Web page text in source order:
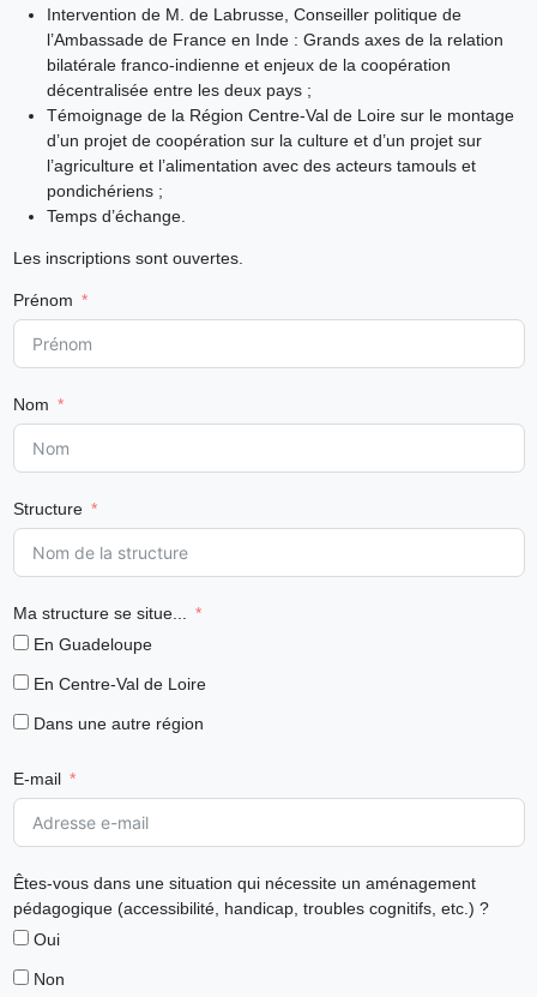
Intervention de M. de Labrusse, Conseiller politique de
l’Ambassade de France en Inde : Grands axes de la relation
bilatérale franco-indienne et enjeux de la coopération
décentralisée entre les deux pays ;
Témoignage de la Région Centre-Val de Loire sur le montage
d’un projet de coopération sur la culture et d’un projet sur
l’agriculture et l’alimentation avec des acteurs tamouls et
pondichériens ;
Temps d’échange.
Les inscriptions sont ouvertes.
Prénom
Nom
Structure
Ma structure se situe...
En Guadeloupe
En Centre-Val de Loire
Dans une autre région
E-mail
Êtes-vous dans une situation qui nécessite un aménagement
pédagogique (accessibilité, handicap, troubles cognitifs, etc.) ?
Oui
Non